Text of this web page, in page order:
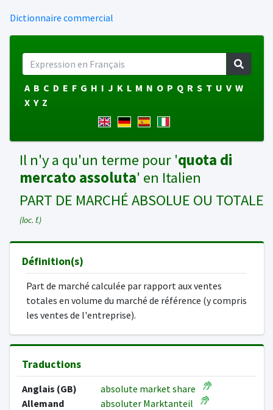
Dictionnaire commercial
A B C D E F G H I J K L M N O P Q R S T U V W
X Y Z
Il n'y a qu'un terme pour 'quota di
mercato assoluta' en Italien
PART DE MARCHÉ ABSOLUE OU TOTALE
(loc. f.)
Définition(s)
Part de marché calculée par rapport aux ventes
totales en volume du marché de référence (y compris
les ventes de l'entreprise).
Traductions
Anglais (GB)
absolute market share
Allemand
absoluter Marktanteil